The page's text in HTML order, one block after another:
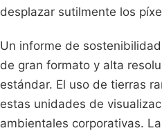
desplazar sutilmente los
Un informe de
de gran formato y alta
estándar. El uso de tierras
estas unidades de
ambientales corporativas.